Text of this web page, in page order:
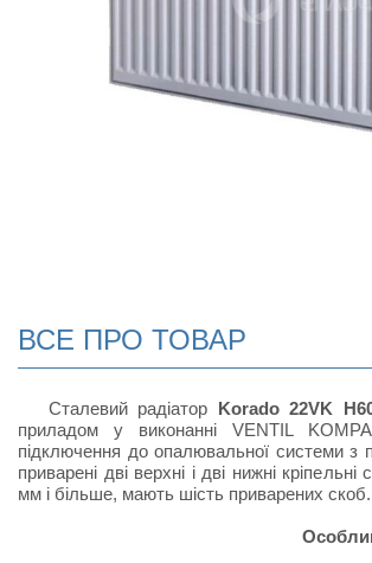
ВСЕ ПРО ТОВАР
Сталевий радіатор Korado 22VK
приладом у виконанні VENTIL
підключення до опалювальної системи з
приварені дві верхні і дві нижні
мм і більше, мають шість приварених скоб.